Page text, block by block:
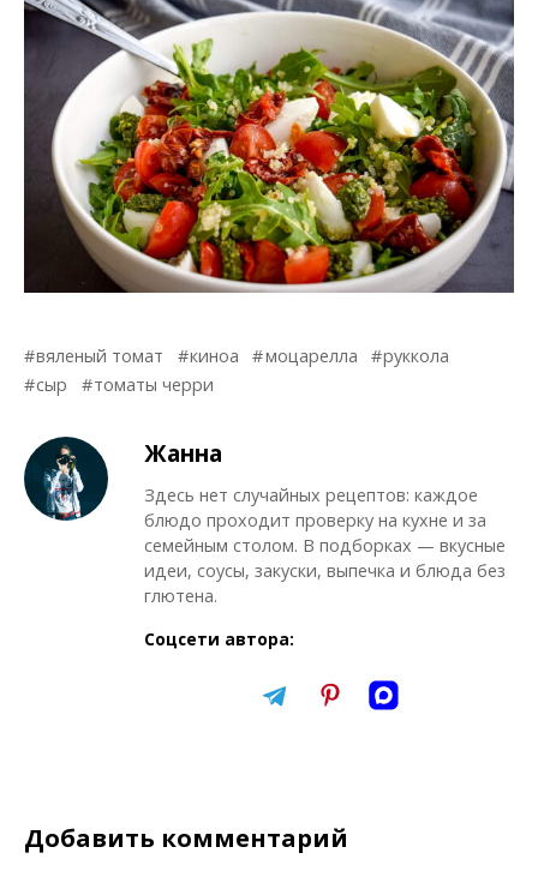
вяленый томат киноа моцарелла
руккола
сыр
томаты черри
Жанна
Здесь нет случайных рецептов: каждое
блюдо проходит проверку на кухне и за
семейным столом. В подборках — вкусные
идеи, соусы, закуски, выпечка и блюда без
глютена.
Соцсети автора:
Добавить комментарий